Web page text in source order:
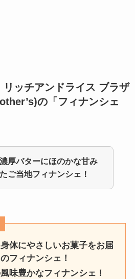
リッチアンドライス ブラザ
の「フィナンシェ
厚バターにほのかな甘み
ご当地フィナンシェ！
体にやさしいお菓子をお届
フィナンシェ！
味豊かなフィナンシェ！